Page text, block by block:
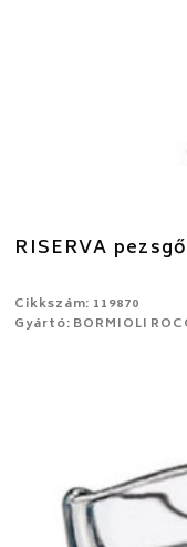
RISERVA
Cikkszám: 119870
Gyártó: BORMIOLI